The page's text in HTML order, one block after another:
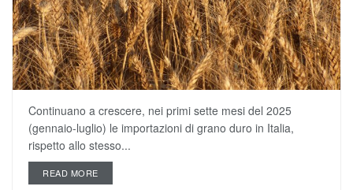
Continuano a crescere, nei primi sette mesi del 2025
(gennaio-luglio) le importazioni di grano duro in Italia,
rispetto allo stesso...
READ MORE